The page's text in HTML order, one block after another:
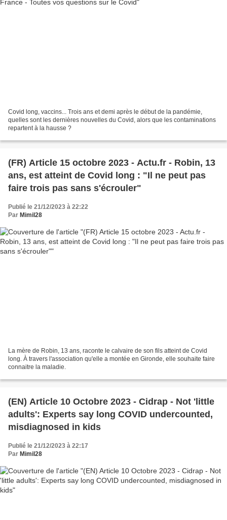
Covid long, vaccins... Trois ans et demi après le début de la pandémie,
quelles sont les dernières nouvelles du Covid, alors que les contaminations
repartent à la hausse ?
(FR) Article 15 octobre 2023 - Actu.fr - Robin, 13
ans, est atteint de Covid long : "Il ne peut pas
faire trois pas sans s'écrouler"
Publié le 21/12/2023 à 22:22
Par Mimil28
La mère de Robin, 13 ans, raconte le calvaire de son fils atteint de Covid
long. À travers l'association qu'elle a montée en Gironde, elle souhaite faire
connaitre la maladie.
(EN) Article 10 Octobre 2023 - Cidrap - Not 'little
adults': Experts say long COVID undercounted,
misdiagnosed in kids
Publié le 21/12/2023 à 22:17
Par Mimil28